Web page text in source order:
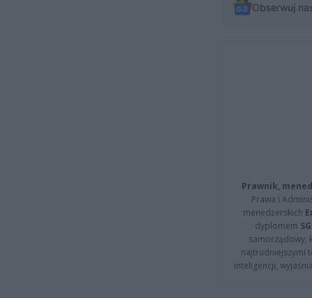
Obserwuj
Prawnik,
Prawa i
menedżerskich
dyplomem
samorządowy,
najtrudniejszymi
inteligencji,